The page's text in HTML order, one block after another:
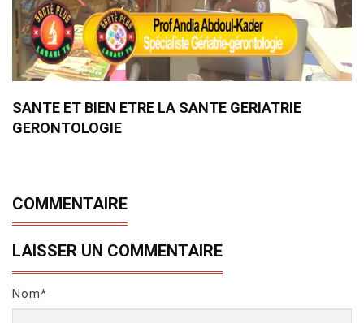
SANTE ET BIEN ETRE LA SANTE GERIATRIE
GERONTOLOGIE
COMMENTAIRE
LAISSER UN COMMENTAIRE
Nom*